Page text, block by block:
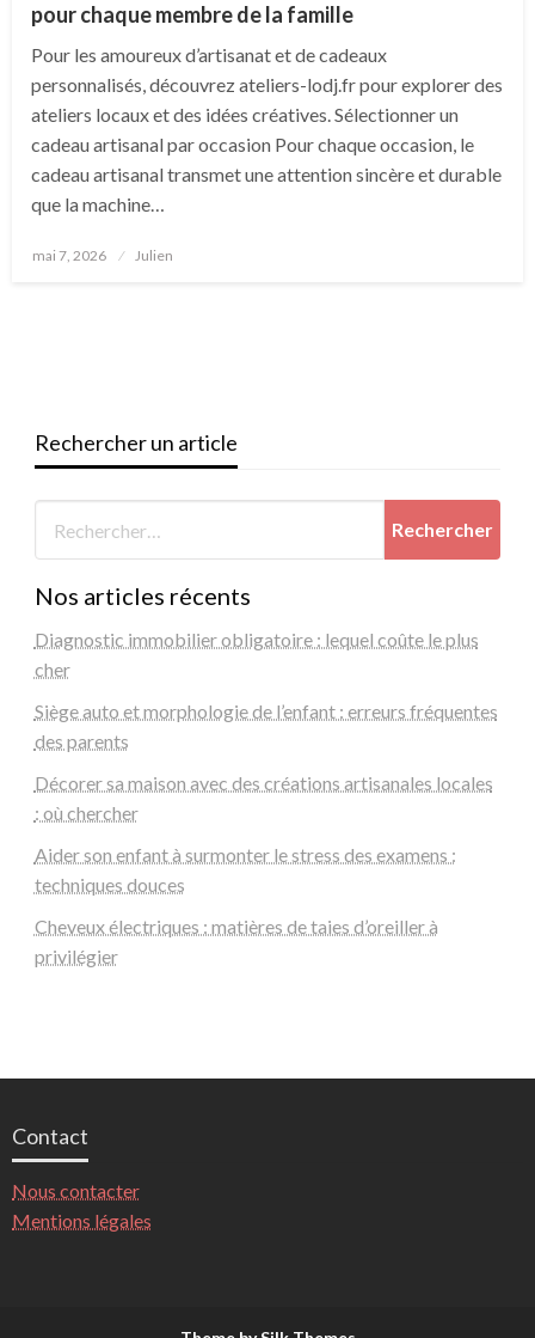
pour chaque membre de la famille
Pour les amoureux d’artisanat et de cadeaux
personnalisés, découvrez ateliers-lodj.fr pour explorer des
ateliers locaux et des idées créatives. Sélectionner un
cadeau artisanal par occasion Pour chaque occasion, le
cadeau artisanal transmet une attention sincère et durable
que la machine…
Posted
mai 7, 2026 Julien
Rechercher un article
Nos articles récents
Diagnostic immobilier obligatoire : lequel coûte le plus
cher
Siège auto et morphologie de l’enfant : erreurs fréquentes
des parents
Décorer sa maison avec des créations artisanales locales
: où chercher
Aider son enfant à surmonter le stress des examens :
techniques douces
Cheveux électriques : matières de taies d’oreiller à
privilégier
Contact
Nous contacter
Mentions légales